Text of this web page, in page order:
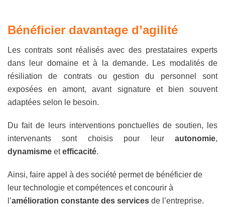
Bénéficier davantage d’agilité
Les contrats sont réalisés avec des prestataires experts
dans leur domaine et à la demande. Les modalités de
résiliation de contrats ou gestion du personnel sont
exposées en amont, avant signature et bien souvent
adaptées selon le besoin.
Du fait de leurs interventions ponctuelles de soutien, les
intervenants sont choisis pour leur autonomie,
dynamisme etefficacité.
Ainsi, faire appel à des société permet de bénéficier de
leur technologie et compétences et concourir à
l’amélioration constante des services de l’entreprise.